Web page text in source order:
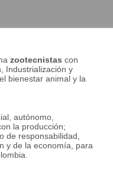
zootecnistas con
Industrialización y
bienestar animal y la
autónomo,
la producción;
de responsabilidad,
y de la economía, para